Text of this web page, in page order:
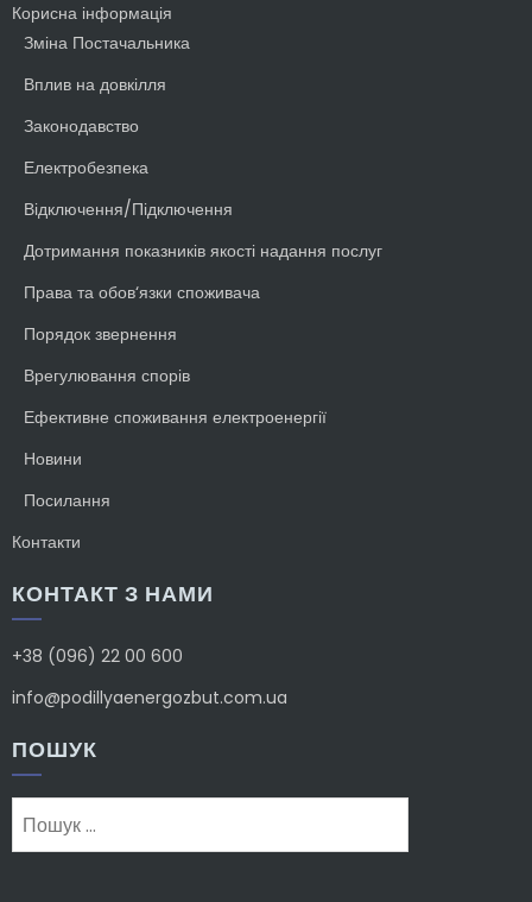
Корисна інформація
Зміна Постачальника
Вплив на довкілля
Законодавство
Електробезпека
Відключення/Підключення
Дотримання показників якості надання послуг
Права та обов‘язки споживача
Порядок звернення
Врегулювання спорів
Ефективне споживання електроенергії
Новини
Посилання
Контакти
КОНТАКТ З НАМИ
+38 (096) 22 00 600
info@podillyaenergozbut.com.ua
ПОШУК
Пошук: